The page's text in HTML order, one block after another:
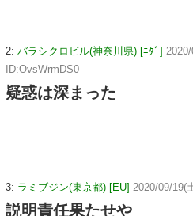
2: バラシクロビル(神奈川県) [ﾆﾀﾞ]
ID:OvsWrmDS0
疑惑は深まった
3: ラミブジン(東京都) [EU] 2020/09/19(
説明責任果たせや